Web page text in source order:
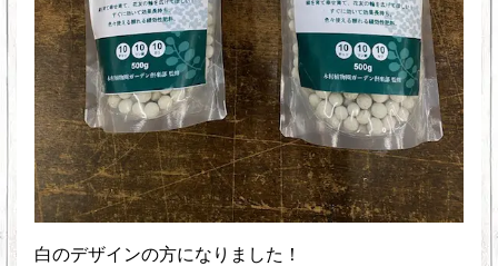
白のデザインの方になりました！